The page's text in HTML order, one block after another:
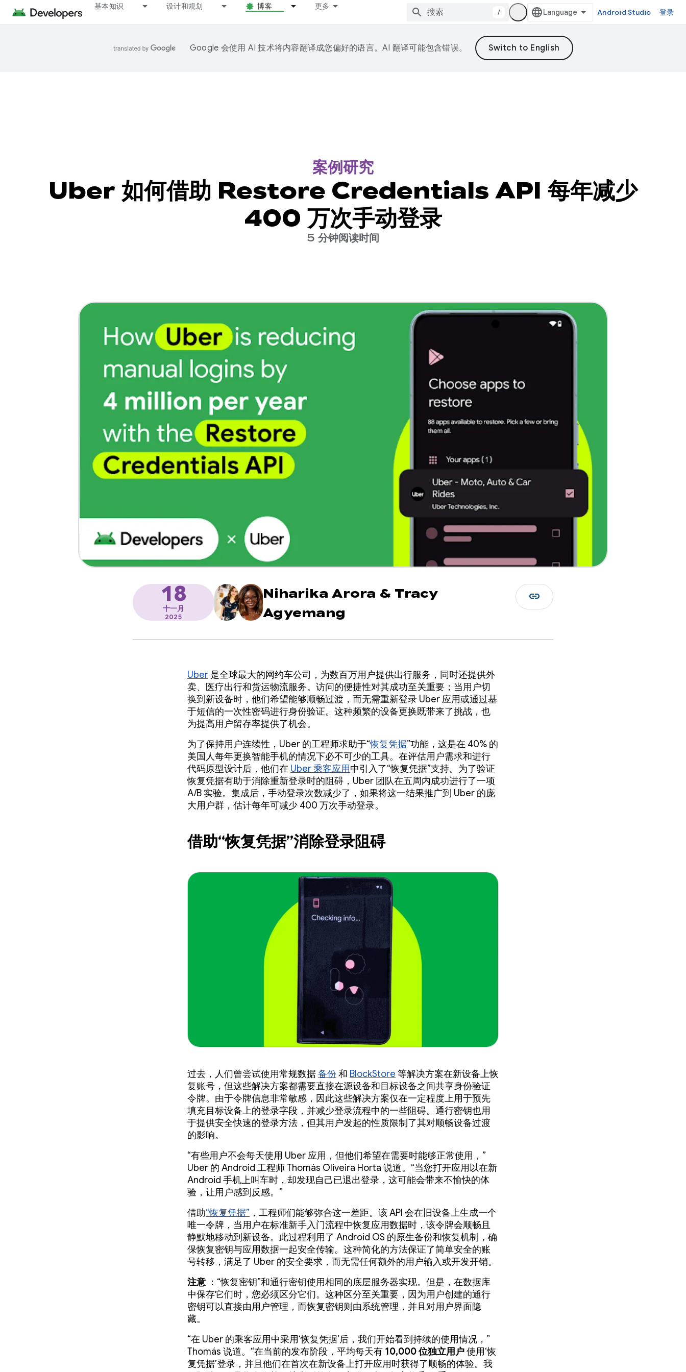
基本知识 设计和规划 博客 更多
/ Android Studio 登录
Google 会使用 AI 技术将内容翻译成您偏好的语言。AI 翻译可能包含错误。
案例研究
Uber 如何借助 Restore Credentials API 每年减少
400 万次手动登录
5 分钟阅读时间
18
十一月
2025
Niharika Arora & Tracy
Agyemang
link
Uber 是全球最大的网约车公司，为数百万用户提供出行服务，同时还提供外
卖、医疗出行和货运物流服务。访问的便捷性对其成功至关重要；当用户切
换到新设备时，他们希望能够顺畅过渡，而无需重新登录 Uber 应用或通过基
于短信的一次性密码进行身份验证。这种频繁的设备更换既带来了挑战，也
为提高用户留存率提供了机会。
为了保持用户连续性，Uber 的工程师求助于“恢复凭据”功能，这是在 40% 的
美国人每年更换智能手机的情况下必不可少的工具。在评估用户需求和进行
代码原型设计后，他们在 Uber 乘客应用中引入了“恢复凭据”支持。为了验证
恢复凭据有助于消除重新登录时的阻碍，Uber 团队在五周内成功进行了一项
A/B 实验。集成后，手动登录次数减少了，如果将这一结果推广到 Uber 的庞
大用户群，估计每年可减少 400 万次手动登录。
借助“恢复凭据”消除登录阻碍
过去，人们曾尝试使用常规数据备份和 BlockStore 等解决方案在新设备上恢
复账号，但这些解决方案都需要直接在源设备和目标设备之间共享身份验证
令牌。由于令牌信息非常敏感，因此这些解决方案仅在一定程度上用于预先
填充目标设备上的登录字段，并减少登录流程中的一些阻碍。通行密钥也用
于提供安全快速的登录方法，但其用户发起的性质限制了其对顺畅设备过渡
的影响。
“有些用户不会每天使用 Uber 应用，但他们希望在需要时能够正常使用，”
Uber 的 Android 工程师 Thomás Oliveira Horta 说道。“当您打开应用以在新
Android 手机上叫车时，却发现自己已退出登录，这可能会带来不愉快的体
验，让用户感到反感。”
借助“恢复凭据” ，工程师们能够弥合这一差距。该 API 会在旧设备上生成一个
唯一令牌，当用户在标准新手入门流程中恢复应用数据时，该令牌会顺畅且
静默地移动到新设备。此过程利用了 Android OS 的原生备份和恢复机制，确
保恢复密钥与应用数据一起安全传输。这种简化的方法保证了简单安全的账
号转移，满足了 Uber 的安全要求，而无需任何额外的用户输入或开发开销。
注意 ：“恢复密钥”和通行密钥使用相同的底层服务器实现。但是，在数据库
中保存它们时，您必须区分它们。这种区分至关重要，因为用户创建的通行
密钥可以直接由用户管理，而恢复密钥则由系统管理，并且对用户界面隐
藏。
“在 Uber 的乘客应用中采用‘恢复凭据’后，我们开始看到持续的使用情况，”
Thomás 说道。“在当前的发布阶段，平均每天有 10,000 位独立用户使用‘恢
复凭据’登录，并且他们在首次在新设备上打开应用时获得了顺畅的体验。我